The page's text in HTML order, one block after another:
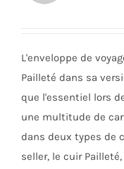
sur
la
à
L'enveloppe de
Pailleté dans sa
que l'essentiel lors
une multitude de
dans deux types de
seller, le cuir